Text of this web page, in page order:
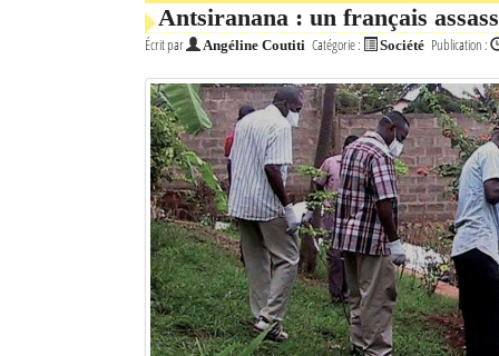
Antsiranana : un français
Écrit par Angéline Coutiti Catégorie : Société Publication :